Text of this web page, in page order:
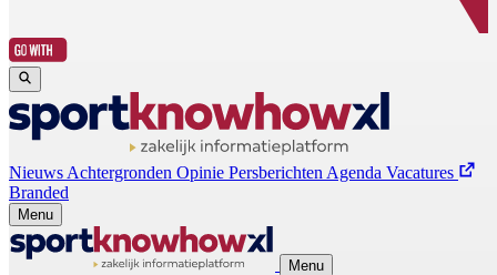
Nieuws Achtergronden Opinie Persberichten Agenda Vacatures
Branded
Menu
Menu